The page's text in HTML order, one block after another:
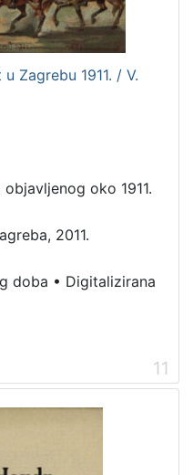
Zagrebu 1911. / V.
oko 1911.
2011.
doba • Digitalizirana
11